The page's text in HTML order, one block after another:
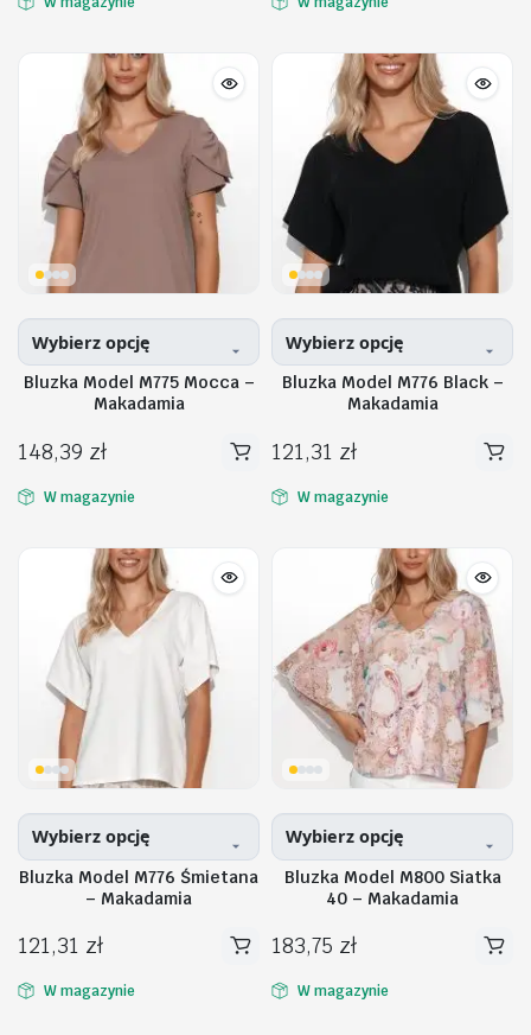
wariantów.
można
wybrać
stronie
produktu
wariantów.
można
wybrać
na
stronie
produktu
Wybierz opcję
Bluzka Model M775 Mocca –
Makadamia
148,39 zł
Ten
produkt
wariantów.
można
wybrać
stronie
produktu
W magazynie
Wybierz opcję
Bluzka Model M776 Black –
Makadamia
121,31 zł
Ten
produkt
można
wybrać
na
stronie
produktu
W magazynie
Wybierz opcję
Bluzka Model M776 Śmietana
– Makadamia
121,31 zł
Ten
produkt
W magazynie
Wybierz opcję
Bluzka Model M800 Siatka
40 – Makadamia
183,75 zł
Ten
produkt
W magazynie